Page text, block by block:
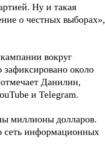
Ну и такая
о честных выборах»,
вокруг
около
Данилин,
и Telegram.
миллионы долларов.
сеть информационных